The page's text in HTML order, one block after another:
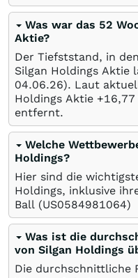
Was war das 52
Aktie?
Der Tiefststand, in
Silgan Holdings Aktie
04.06.26). Laut
Holdings Aktie +16,77
entfernt.
Welche
Holdings?
Hier sind die
Holdings, inklusive
Ball (US0584981064)
Was ist die
von Silgan Holdings
Die durchschnittliche